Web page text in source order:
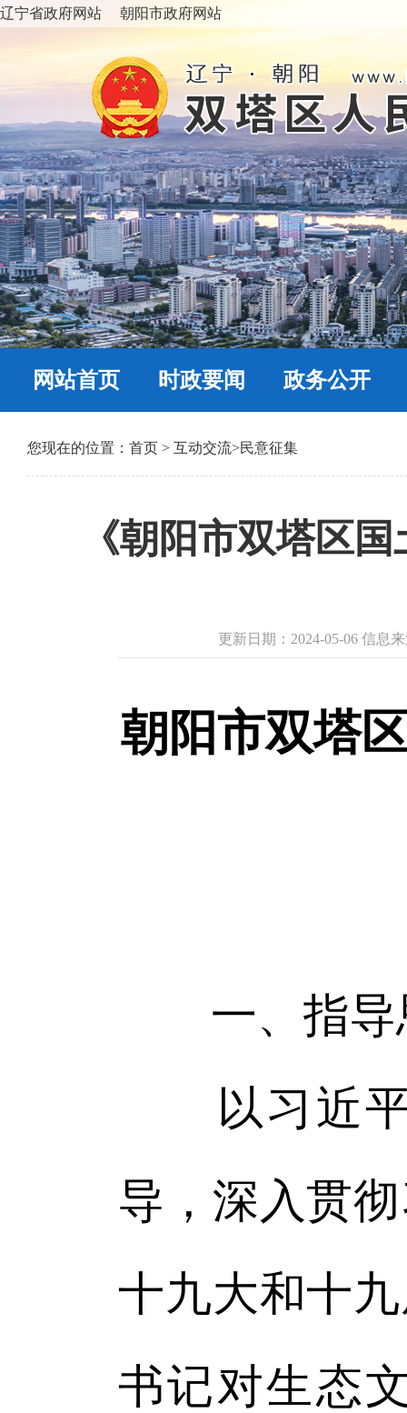
辽宁省政府网站 朝阳市政府网站
网站首页 时政要闻 政务公开
您现在的位置： 首页 > 互动交流>民意征集
《朝阳市双塔区
更新日期：2024-05-06 信息
朝阳市双塔
一、指
以习近平
导，深入贯
十九大和十
书记对生态